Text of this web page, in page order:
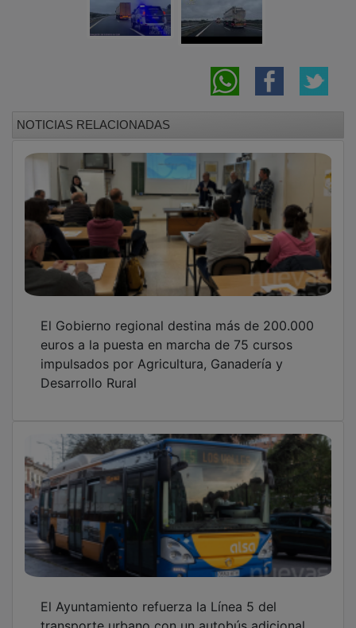
El Gobierno regional destina más de 200.000
euros a la puesta en marcha de 75 cursos
impulsados por Agricultura, Ganadería y
El Ayuntamiento refuerza la Línea 5 del